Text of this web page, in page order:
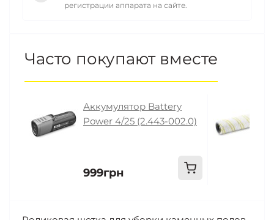
регистрации аппарата на сайте.
Часто покупают вместе
Аккумулятор Battery
Power 4/25 (2.443-002.0)
999грн